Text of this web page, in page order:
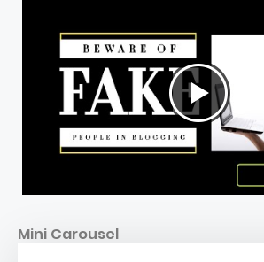
Mini Carousel